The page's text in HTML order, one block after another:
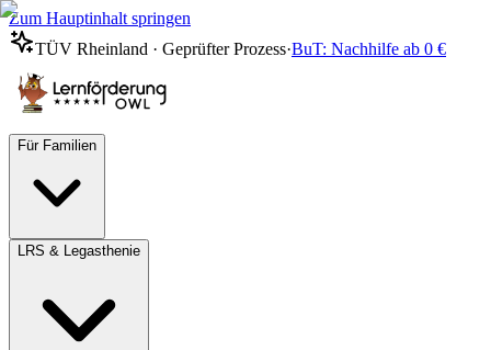
Zum Hauptinhalt springen
TÜV Rheinland · Geprüfter Prozess·BuT: Nachhilfe ab 0 €
Für Familien
LRS & Legasthenie